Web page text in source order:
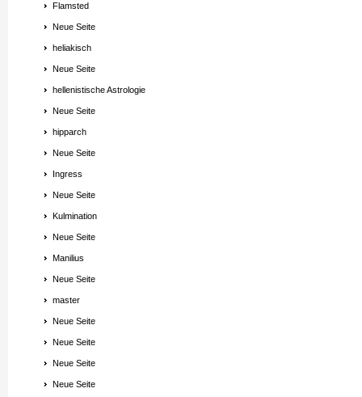
Flamsted
Neue Seite
heliakisch
Neue Seite
hellenistische Astrologie
Neue Seite
hipparch
Neue Seite
Ingress
Neue Seite
Kulmination
Neue Seite
Manilius
Neue Seite
master
Neue Seite
Neue Seite
Neue Seite
Neue Seite